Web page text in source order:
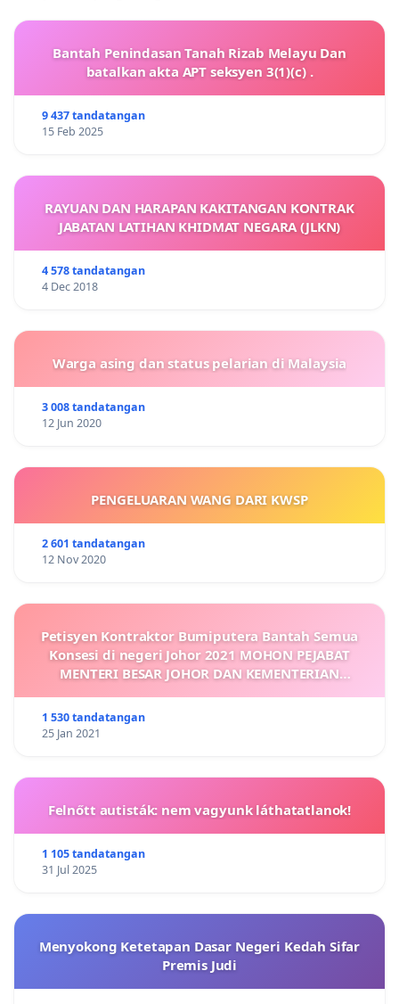
Bantah Penindasan Tanah Rizab Melayu Dan
batalkan akta APT seksyen 3(1)(c) .
9 437 tandatangan
15 Feb 2025
RAYUAN DAN HARAPAN KAKITANGAN KONTRAK
JABATAN LATIHAN KHIDMAT NEGARA (JLKN)
4 578 tandatangan
4 Dec 2018
Warga asing dan status pelarian di Malaysia
3 008 tandatangan
12 Jun 2020
PENGELUARAN WANG DARI KWSP
2 601 tandatangan
12 Nov 2020
Petisyen Kontraktor Bumiputera Bantah Semua
Konsesi di negeri Johor 2021 MOHON PEJABAT
MENTERI BESAR JOHOR DAN KEMENTERIAN
PERMOHONAN KONSESI
1 530 tandatangan
25 Jan 2021
Felnőtt autisták: nem vagyunk láthatatlanok!
1 105 tandatangan
31 Jul 2025
Menyokong Ketetapan Dasar Negeri Kedah Sifar
Premis Judi